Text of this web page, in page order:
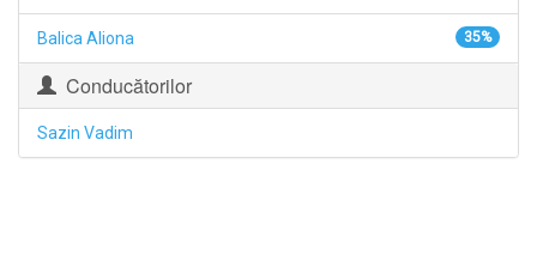
Balica Aliona 35%
Conducătorilor
Sazin Vadim